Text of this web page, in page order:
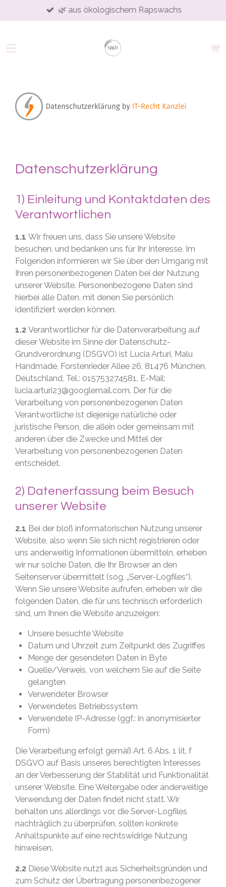
Hauptinhalt
🌿 aus ökologischem Rapswachs
Datenschutzerklärung
1) Einleitung und Kontaktdaten des
Verantwortlichen
1.1 Wir freuen uns, dass Sie unsere Website
besuchen, und bedanken uns für Ihr Interesse. Im
Folgenden informieren wir Sie über den Umgang mit
Ihren personenbezogenen Daten bei der Nutzung
unserer Website. Personenbezogene Daten sind
hierbei alle Daten, mit denen Sie persönlich
identifiziert werden können.
1.2 Verantwortlicher für die Datenverarbeitung auf
dieser Website im Sinne der Datenschutz-
Grundverordnung (DSGVO) ist Lucia Arturi, Malu
Handmade, Forstenrieder Allee 26, 81476 München,
Deutschland, Tel.: 015753274581, E-Mail:
lucia.arturi23@googlemail.com. Der für die
Verarbeitung von personenbezogenen Daten
Verantwortliche ist diejenige natürliche oder
juristische Person, die allein oder gemeinsam mit
anderen über die Zwecke und Mittel der
Verarbeitung von personenbezogenen Daten
entscheidet.
2) Datenerfassung beim Besuch
unserer Website
2.1 Bei der bloß informatorischen Nutzung unserer
Website, also wenn Sie sich nicht registrieren oder
uns anderweitig Informationen übermitteln, erheben
wir nur solche Daten, die Ihr Browser an den
Seitenserver übermittelt (sog. „Server-Logfiles“).
Wenn Sie unsere Website aufrufen, erheben wir die
folgenden Daten, die für uns technisch erforderlich
sind, um Ihnen die Website anzuzeigen:
Unsere besuchte Website
Datum und Uhrzeit zum Zeitpunkt des Zugriffes
Menge der gesendeten Daten in Byte
Quelle/Verweis, von welchem Sie auf die Seite
gelangten
Verwendeter Browser
Verwendetes Betriebssystem
Verwendete IP-Adresse (ggf.: in anonymisierter
Form)
Die Verarbeitung erfolgt gemäß Art. 6 Abs. 1 lit. f
DSGVO auf Basis unseres berechtigten Interesses
an der Verbesserung der Stabilität und Funktionalität
unserer Website. Eine Weitergabe oder anderweitige
Verwendung der Daten findet nicht statt. Wir
behalten uns allerdings vor, die Server-Logfiles
nachträglich zu überprüfen, sollten konkrete
Anhaltspunkte auf eine rechtswidrige Nutzung
hinweisen.
2.2 Diese Website nutzt aus Sicherheitsgründen und
zum Schutz der Übertragung personenbezogener